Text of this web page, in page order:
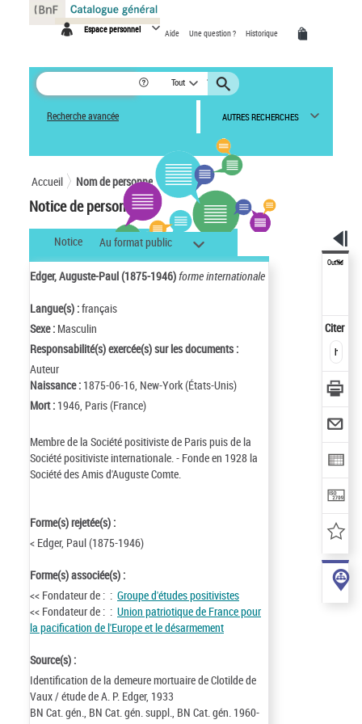
Espace personnel Aide Une question ? Historique
Tout
Recherche avancée AUTRES RECHERCHES
Accueil Nom de personne
Notice de personne
Notice Au format public
Edger, Auguste-Paul (1875-1946)forme internationale
Langue(s) :français
Sexe : Masculin
Responsabilité(s) exercée(s) sur les documents :
Auteur
Naissance : 1875-06-16, New-York (États-Unis)
Mort : 1946, Paris (France)
Membre de la Société positiviste de Paris puis de la
Société positiviste internationale. - Fonde en 1928 la
Société des Amis d'Auguste Comte.
Forme(s) rejetée(s) :
< Edger, Paul (1875-1946)
Forme(s) associée(s) :
<< Fondateur de : : Groupe d'études positivistes
<< Fondateur de : : Union patriotique de France pour
la pacification de l'Europe et le désarmement
Source(s) :
Identification de la demeure mortuaire de Clotilde de
Vaux / étude de A. P. Edger, 1933
BN Cat. gén., BN Cat. gén. suppl., BN Cat. gén. 1960-
Outils
Citer
Panneau de gestion des cookies